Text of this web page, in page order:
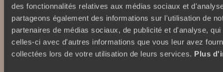
des fonctionnalités relatives aux médias sociaux et
partageons également des informations sur l'utilisation de
partenaires de médias sociaux, de publicité et d'analyse,
celles-ci avec d'autres informations que vous leur avez
collectées lors de votre utilisation de leurs services. Plus
Où nous trouver ?
L’Esprit Voyageurs
Le voyage sur mesure
Notre valeur ajoutée
Croisière
Voyage de luxe
Tour du Monde
Déconnecter
Plongée